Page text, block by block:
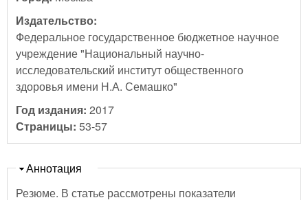
Издательство:
Федеральное государственное бюджетное научное
учреждение "Национальный научно-
исследовательский институт общественного
здоровья имени Н.А. Семашко"
Год издания: 2017
Страницы: 53-57
Скрыть
Аннотация
Резюме. В статье рассмотрены показатели